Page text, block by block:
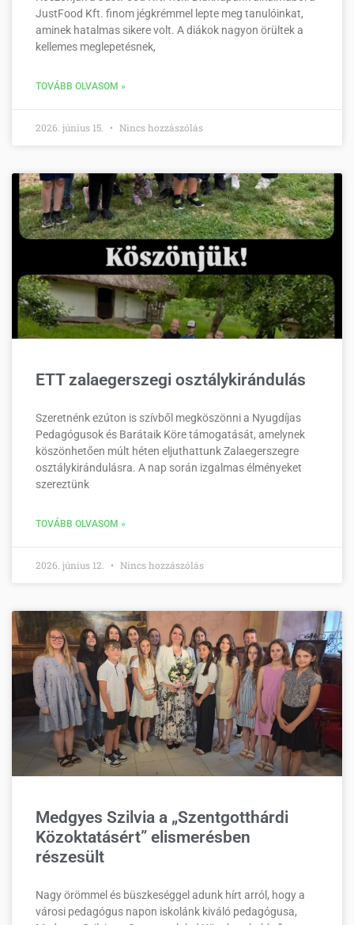
JustFood Kft. finom jégkrémmel lepte meg tanulóinkat,
aminek hatalmas sikere volt. A diákok nagyon örültek a
kellemes meglepetésnek,
TOVÁBB OLVASOM »
2026. június 15. Nincs hozzászólás
ETT zalaegerszegi osztálykirándulás
Szeretnénk ezúton is szívből megköszönni a Nyugdíjas
Pedagógusok és Barátaik Köre támogatását, amelynek
köszönhetően múlt héten eljuthattunk Zalaegerszegre
osztálykirándulásra. A nap során izgalmas élményeket
szereztünk
TOVÁBB OLVASOM »
2026. június 12. Nincs hozzászólás
Medgyes Szilvia a „Szentgotthárdi
Közoktatásért” elismerésben
részesült
Nagy örömmel és büszkeséggel adunk hírt arról, hogy a
városi pedagógus napon iskolánk kiváló pedagógusa,